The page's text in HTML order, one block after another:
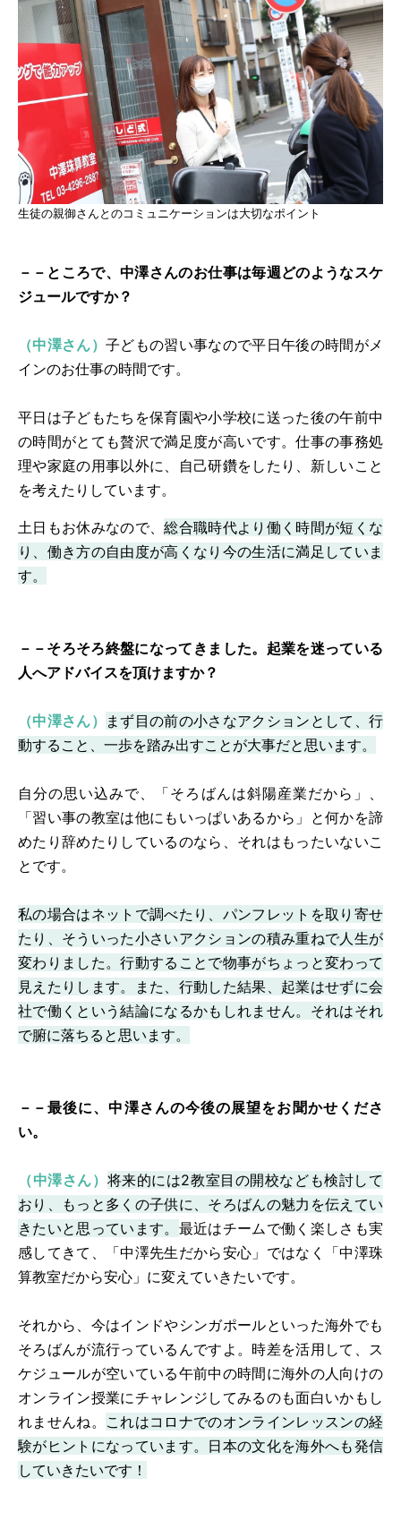
生徒の親御さんとのコミュニケーションは大切なポイント
－－ところで、中澤さんのお仕事は毎週どのようなスケ
ジュールですか？
（中澤さん） 子どもの習い事なので平日午後の時間がメ
インのお仕事の時間です。
平日は子どもたちを保育園や小学校に送った後の午前中
の時間がとても贅沢で満足度が高いです。仕事の事務処
理や家庭の用事以外に、自己研鑽をしたり、新しいこと
を考えたりしています。
土日もお休みなので、総合職時代より働く時間が短くな
り、働き方の自由度が高くなり今の生活に満足していま
す。
－－そろそろ終盤になってきました。起業を迷っている
人へアドバイスを頂けますか？
（中澤さん） まず目の前の小さなアクションとして、行
動すること、一歩を踏み出すことが大事だと思います。
自分の思い込みで、「そろばんは斜陽産業だから」、
「習い事の教室は他にもいっぱいあるから」と何かを諦
めたり辞めたりしているのなら、それはもったいないこ
とです。
私の場合はネットで調べたり、パンフレットを取り寄せ
たり、そういった小さいアクションの積み重ねで人生が
変わりました。行動することで物事がちょっと変わって
見えたりします。また、行動した結果、起業はせずに会
社で働くという結論になるかもしれません。それはそれ
で腑に落ちると思います。
－－最後に、中澤さんの今後の展望をお聞かせくださ
い。
（中澤さん） 将来的には2教室目の開校なども検討して
おり、もっと多くの子供に、そろばんの魅力を伝えてい
きたいと思っています。 最近はチームで働く楽しさも実
感してきて、「中澤先生だから安心」ではなく「中澤珠
算教室だから安心」に変えていきたいです。
それから、今はインドやシンガポールといった海外でも
そろばんが流行っているんですよ。時差を活用して、ス
ケジュールが空いている午前中の時間に海外の人向けの
オンライン授業にチャレンジしてみるのも面白いかもし
れませんね。 これはコロナでのオンラインレッスンの経
験がヒントになっています。日本の文化を海外へも発信
していきたいです！